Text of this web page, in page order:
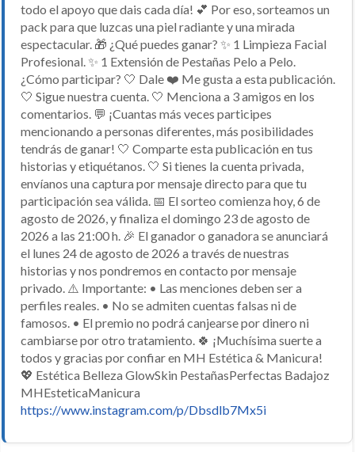
todo el apoyo que dais cada día! 💕 Por eso, sorteamos un
pack para que luzcas una piel radiante y una mirada
espectacular. 🎁 ¿Qué puedes ganar? ✨ 1 Limpieza Facial
Profesional. ✨ 1 Extensión de Pestañas Pelo a Pelo.
¿Cómo participar? 🤍 Dale ❤️ Me gusta a esta publicación.
🤍 Sigue nuestra cuenta. 🤍 Menciona a 3 amigos en los
comentarios. 💬 ¡Cuantas más veces participes
mencionando a personas diferentes, más posibilidades
tendrás de ganar! 🤍 Comparte esta publicación en tus
historias y etiquétanos. 🤍 Si tienes la cuenta privada,
envíanos una captura por mensaje directo para que tu
participación sea válida. 📅 El sorteo comienza hoy, 6 de
agosto de 2026, y finaliza el domingo 23 de agosto de
2026 a las 21:00 h. 🎉 El ganador o ganadora se anunciará
el lunes 24 de agosto de 2026 a través de nuestras
historias y nos pondremos en contacto por mensaje
privado. ⚠️ Importante: • Las menciones deben ser a
perfiles reales. • No se admiten cuentas falsas ni de
famosos. • El premio no podrá canjearse por dinero ni
cambiarse por otro tratamiento. 🍀 ¡Muchísima suerte a
todos y gracias por confiar en MH Estética & Manicura!
💖 Estética Belleza GlowSkin PestañasPerfectas Badajoz
MHEsteticaManicura
https://www.instagram.com/p/Dbsdlb7Mx5i